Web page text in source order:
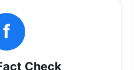
f
Check